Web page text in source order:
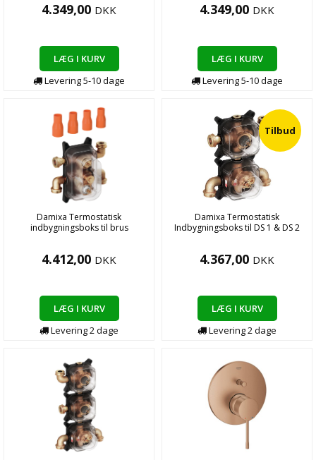
4.349,00 DKK
LÆG I KURV
Levering5-10dage
4.349,00 DKK
LÆG I KURV
Levering5-10dage
Damixa Termostatisk
indbygningsboks til brus
4.412,00 DKK
LÆG I KURV
Levering2dage
Tilbud
Damixa Termostatisk
Indbygningsboks til DS 1 & DS 2
4.367,00 DKK
LÆG I KURV
Levering2dage